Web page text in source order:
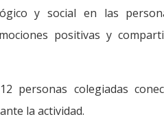
y social en las
positivas y
personas colegiadas
la actividad.